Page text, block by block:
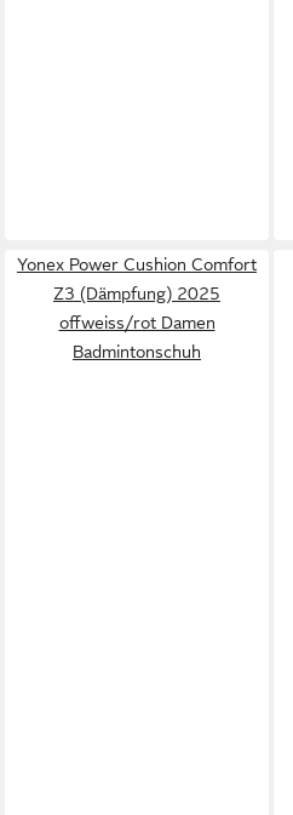
Yonex Power Cushion Comfort
Z3 (Dämpfung) 2025
offweiss/rot Damen
Badmintonschuh